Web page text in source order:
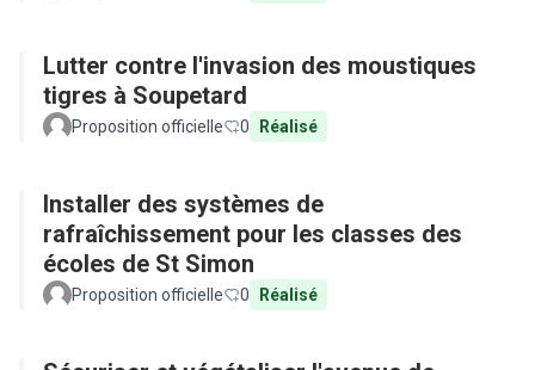
Lutter contre l'invasion des moustiques
tigres à Soupetard
Proposition officielle 0 Réalisé
Installer des systèmes de
rafraîchissement pour les classes des
écoles de St Simon
Proposition officielle 0 Réalisé